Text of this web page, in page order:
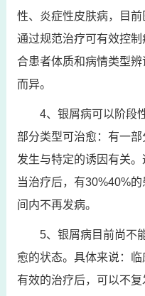
性、炎症性皮肤病，目
通过规范治疗可有效控
合患者体质和病情类型
而异。
4、银屑病可以阶段
部分类型可治愈：有一
发生与特定的诱因有关
当治疗后，有30%40%
间内不再发病。
5、银屑病目前尚不
愈的状态。具体来说：
有效的治疗后，可以不